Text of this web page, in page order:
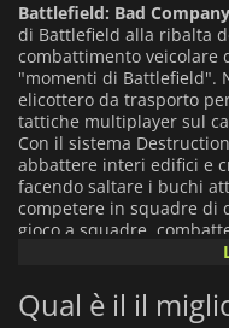
Battlefield: Bad
di Battlefield alla ribalta
combattimento veicolare
"momenti di Battlefield".
elicottero da trasporto
tattiche multiplayer sul
Con il sistema
abbattere interi edifici e
facendo saltare i buchi
competere in squadre di
gioco a squadre,
risultati esclusivi. Le
ritorno della squadra
per giocatore singolo più
Qual è il il